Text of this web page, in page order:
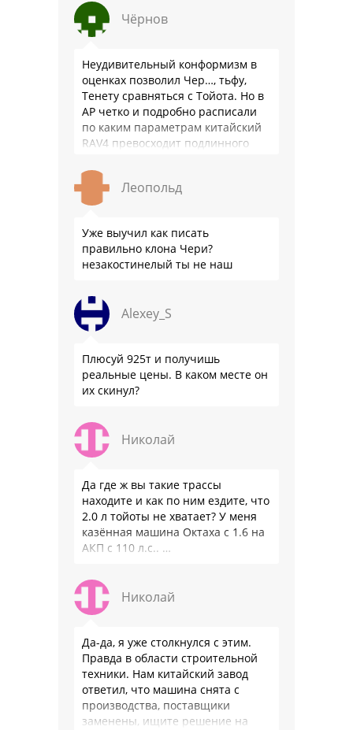
Чёрнов
Неудивительный конформизм в
оценках позволил Чер…, тьфу,
Тенету сравняться с Тойота. Но в
АР четко и подробно расписали
по каким параметрам китайский
RAV4 превосходит подлинного
подвеска едет ровно и приятно …
Леопольд
Уже выучил как писать
правильно клона Чери?
незакостинелый ты не наш
Alexey_S
Плюсуй 925т и получишь
реальные цены. В каком месте он
их скинул?
Николай
Да где ж вы такие трассы
находите и как по ним ездите, что
2.0 л тойоты не хватает? У меня
казённая машина Октаха с 1.6 на
АКП с 110 л.с.. …
Николай
Да-да, я уже столкнулся с этим.
Правда в области строительной
техники. Нам китайский завод
ответил, что машина снята с
производства, поставщики
заменены, ищите решение на